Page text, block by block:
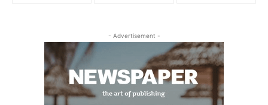
- Advertisement -